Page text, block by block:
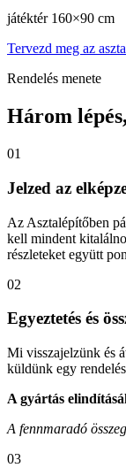
játéktér 160×90 cm
Tervezd meg az
Rendelés menete
Három
01
Jelzed az
Az Asztalépítőben
kell mindent
részleteket együtt
02
Egyeztetés és
Mi visszajelzünk és
küldünk egy
A gyártás
A fennmaradó
03